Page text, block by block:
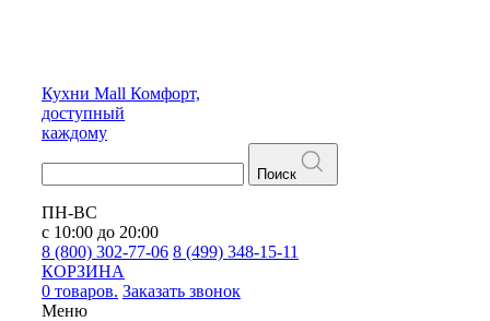
Кухни Mall Комфорт,
доступный
каждому
Поиск
ПН-ВС
с 10:00 до 20:00
8 (800) 302-77-06 8 (499) 348-15-11
КОРЗИНА
0 товаров. Заказать звонок
Меню